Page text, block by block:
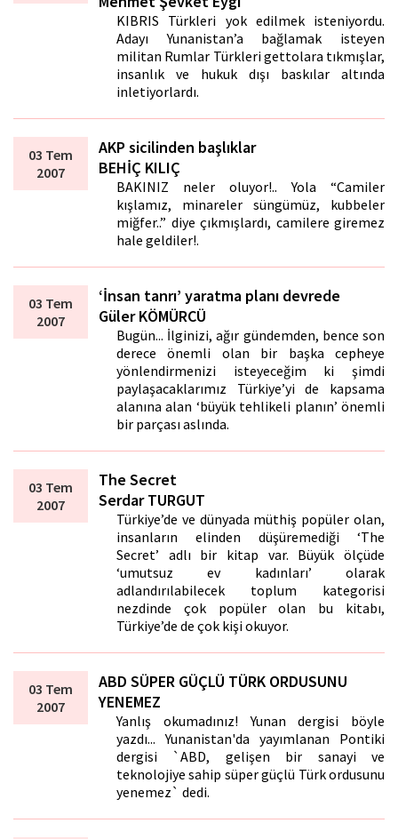
KIBRIS Türkleri yok edilmek isteniyordu.
Adayı Yunanistan’a bağlamak isteyen
militan Rumlar Türkleri gettolara tıkmışlar,
insanlık ve hukuk dışı baskılar altında
inletiyorlardı.
03 Tem
2007
AKP sicilinden başlıklar
BEHİÇ KILIÇ
BAKINIZ neler oluyor!.. Yola “Camiler
kışlamız, minareler süngümüz, kubbeler
miğfer..” diye çıkmışlardı, camilere giremez
hale geldiler!.
03 Tem
2007
‘İnsan tanrı’ yaratma planı devrede
Güler KÖMÜRCÜ
Bugün... İlginizi, ağır gündemden, bence son
derece önemli olan bir başka cepheye
yönlendirmenizi isteyeceğim ki şimdi
paylaşacaklarımız Türkiye’yi de kapsama
alanına alan ‘büyük tehlikeli planın’ önemli
bir parçası aslında.
03 Tem
2007
The Secret
Serdar TURGUT
Türkiye’de ve dünyada müthiş popüler olan,
insanların elinden düşüremediği ‘The
Secret’ adlı bir kitap var. Büyük ölçüde
‘umutsuz ev kadınları’ olarak
adlandırılabilecek toplum kategorisi
nezdinde çok popüler olan bu kitabı,
Türkiye’de de çok kişi okuyor.
03 Tem
2007
ABD SÜPER GÜÇLÜ TÜRK ORDUSUNU
YENEMEZ
Yanlış okumadınız! Yunan dergisi böyle
yazdı... Yunanistan'da yayımlanan Pontiki
dergisi `ABD, gelişen bir sanayi ve
teknolojiye sahip süper güçlü Türk ordusunu
yenemez` dedi.